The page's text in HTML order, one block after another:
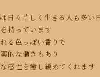
日々忙しく生きる人も多い
持っています
る色っぽい香りで
的な働きもあり
感性を癒し緩めてくれます